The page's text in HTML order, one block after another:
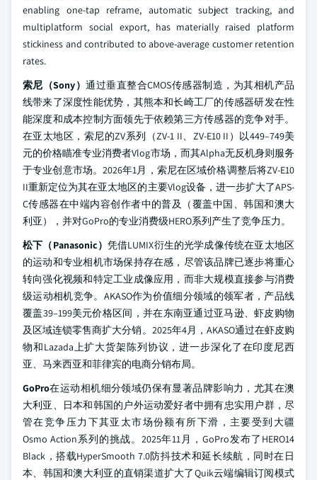
enabling one-tap reframe, automatic subject tracking, and
multiplatform social export, has materially raised platform
stickiness and contributed to above-average customer retention
rates.
索尼（Sony）通过垂直整合CMOS传感器制造，为其相机产品
线带来了深度性能优势，其熊本和长崎工厂的传感器研发在性
能深度和成本控制方面领先于依赖第三方传感器的竞争对手。
在亚太地区，索尼的ZV系列（ZV-1 II、ZV-E10 II）以449–749美
元的价格瞄准专业消费者Vlog市场，而其Alpha无反机身则服务
于专业创意市场。2026年1月，索尼在区域价格调整后将ZV-E10
II重新定位为其在亚太地区的主要Vlog设备，进一步扩大了APS-
C传感器在中端内容创作者中的普及（覆盖中国、韩国和澳大
利亚），并对GoPro的专业消费级HERO系列产生了竞争压力。
松下（Panasonic） 凭借LUMIX衍生的光学成像传统在亚太地区
的运动和专业相机市场保持存在感，尽管该品牌已逐步将重心
转向强化视频和特定工业成像应用，而非大规模直接参与消费
级运动相机竞争。AKASO作为价值细分领域的领军者，产品线
覆盖39–199美元价格区间，并在东南亚通过亚马逊、虾皮购物
及区域连锁零售商扩大分销。2025年4月，AKASO通过在虾皮购
物和Lazada上扩大货架陈列协议，进一步深化了在印度尼西
亚、马来西亚和菲律宾的电商分销布局。
GoPro在运动相机细分领域仍保有显著品牌影响力，尤其在澳
大利亚、日本和韩国的户外运动爱好者中拥有忠实用户群，尽
管在竞争压力下其亚太市场份额有所下滑，主要受到大疆
Osmo Action系列的挑战。2025年11月，GoPro发布了HERO14
Black，搭载HyperSmooth 7.0防抖技术和延长续航，同时在日
本、韩国和澳大利亚的直销渠道扩大了Quik云端编辑订阅模式